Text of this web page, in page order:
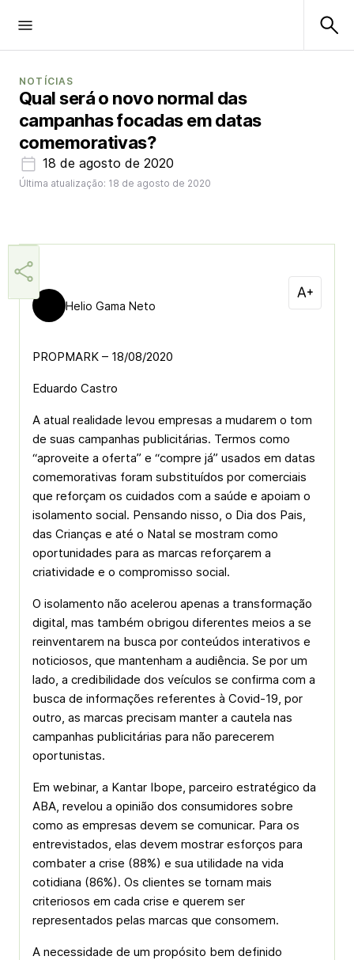
NOTÍCIAS
Qual será o novo normal das
campanhas focadas em datas
comemorativas?
18 de agosto de 2020
Última atualização: 18 de agosto de 2020
Helio Gama Neto
PROPMARK – 18/08/2020
Eduardo Castro
A atual realidade levou empresas a mudarem o tom
de suas campanhas publicitárias. Termos como
“aproveite a oferta” e “compre já” usados em datas
comemorativas foram substituídos por comerciais
que reforçam os cuidados com a saúde e apoiam o
isolamento social. Pensando nisso, o Dia dos Pais,
das Crianças e até o Natal se mostram como
oportunidades para as marcas reforçarem a
criatividade e o compromisso social.
O isolamento não acelerou apenas a transformação
digital, mas também obrigou diferentes meios a se
reinventarem na busca por conteúdos interativos e
noticiosos, que mantenham a audiência. Se por um
lado, a credibilidade dos veículos se confirma com a
busca de informações referentes à Covid-19, por
outro, as marcas precisam manter a cautela nas
campanhas publicitárias para não parecerem
oportunistas.
Em webinar, a Kantar Ibope, parceiro estratégico da
ABA, revelou a opinião dos consumidores sobre
como as empresas devem se comunicar. Para os
entrevistados, elas devem mostrar esforços para
combater a crise (88%) e sua utilidade na vida
cotidiana (86%). Os clientes se tornam mais
criteriosos em cada crise e querem ser
representados pelas marcas que consomem.
A necessidade de um propósito bem definido